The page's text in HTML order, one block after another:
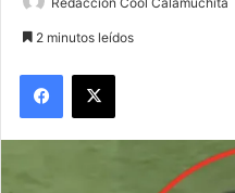
2 minutos leídos
Facebook
X